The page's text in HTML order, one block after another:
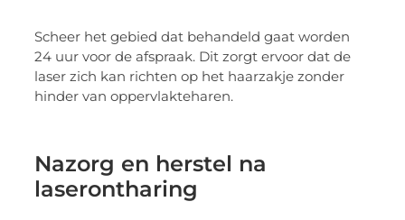
Scheer het gebied dat behandeld gaat worden
24 uur voor de afspraak. Dit zorgt ervoor dat de
laser zich kan richten op het haarzakje zonder
hinder van oppervlakteharen.
Nazorg en herstel na
laserontharing